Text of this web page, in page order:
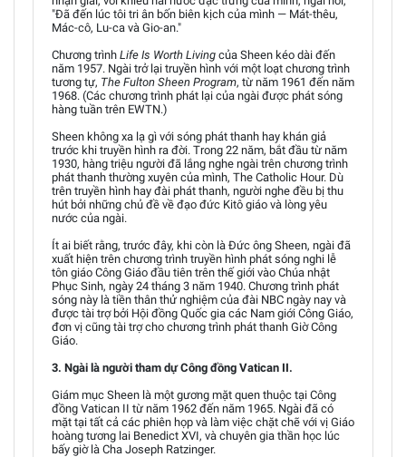
"Đã đến lúc tôi tri ân bốn biên kịch của mình — Mát-thêu,
Mác-cô, Lu-ca và Gio-an."
Chương trình Life Is Worth Living của Sheen kéo dài đến
năm 1957. Ngài trở lại truyền hình với một loạt chương trình
tương tự, The Fulton Sheen Program, từ năm 1961 đến năm
1968. (Các chương trình phát lại của ngài được phát sóng
hàng tuần trên EWTN.)
Sheen không xa lạ gì với sóng phát thanh hay khán giả
trước khi truyền hình ra đời. Trong 22 năm, bắt đầu từ năm
1930, hàng triệu người đã lắng nghe ngài trên chương trình
phát thanh thường xuyên của mình, The Catholic Hour. Dù
trên truyền hình hay đài phát thanh, người nghe đều bị thu
hút bởi những chủ đề về đạo đức Kitô giáo và lòng yêu
nước của ngài.
Ít ai biết rằng, trước đây, khi còn là Đức ông Sheen, ngài đã
xuất hiện trên chương trình truyền hình phát sóng nghi lễ
tôn giáo Công Giáo đầu tiên trên thế giới vào Chúa nhật
Phục Sinh, ngày 24 tháng 3 năm 1940. Chương trình phát
sóng này là tiền thân thử nghiệm của đài NBC ngày nay và
được tài trợ bởi Hội đồng Quốc gia các Nam giới Công Giáo,
đơn vị cũng tài trợ cho chương trình phát thanh Giờ Công
Giáo.
3. Ngài là người tham dự Công đồng Vatican II.
Giám mục Sheen là một gương mặt quen thuộc tại Công
đồng Vatican II từ năm 1962 đến năm 1965. Ngài đã có
mặt tại tất cả các phiên họp và làm việc chặt chẽ với vị Giáo
hoàng tương lai Benedict XVI, và chuyên gia thần học lúc
bấy giờ là Cha Joseph Ratzinger.